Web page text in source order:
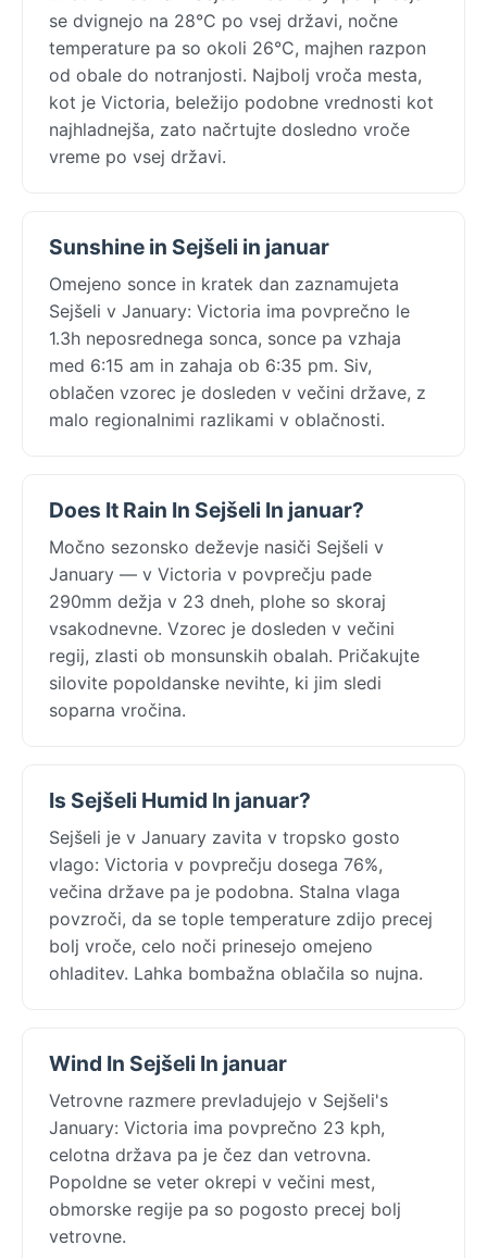
se dvignejo na 28°C po vsej državi, nočne
temperature pa so okoli 26°C, majhen razpon
od obale do notranjosti. Najbolj vroča mesta,
kot je Victoria, beležijo podobne vrednosti kot
najhladnejša, zato načrtujte dosledno vroče
vreme po vsej državi.
Sunshine in Sejšeli in januar
Omejeno sonce in kratek dan zaznamujeta
Sejšeli v January: Victoria ima povprečno le
1.3h neposrednega sonca, sonce pa vzhaja
med 6:15 am in zahaja ob 6:35 pm. Siv,
oblačen vzorec je dosleden v večini države, z
malo regionalnimi razlikami v oblačnosti.
Does It Rain In Sejšeli In januar?
Močno sezonsko deževje nasiči Sejšeli v
January — v Victoria v povprečju pade
290mm dežja v 23 dneh, plohe so skoraj
vsakodnevne. Vzorec je dosleden v večini
regij, zlasti ob monsunskih obalah. Pričakujte
silovite popoldanske nevihte, ki jim sledi
soparna vročina.
Is Sejšeli Humid In januar?
Sejšeli je v January zavita v tropsko gosto
vlago: Victoria v povprečju dosega 76%,
večina države pa je podobna. Stalna vlaga
povzroči, da se tople temperature zdijo precej
bolj vroče, celo noči prinesejo omejeno
ohladitev. Lahka bombažna oblačila so nujna.
Wind In Sejšeli In januar
Vetrovne razmere prevladujejo v Sejšeli's
January: Victoria ima povprečno 23 kph,
celotna država pa je čez dan vetrovna.
Popoldne se veter okrepi v večini mest,
obmorske regije pa so pogosto precej bolj
vetrovne.